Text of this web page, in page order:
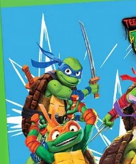
7
8.
9.
10.